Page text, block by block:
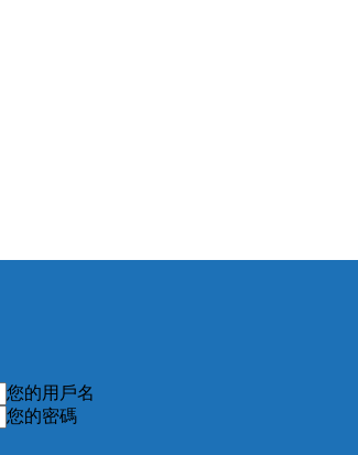
您的用戶名
您的密碼